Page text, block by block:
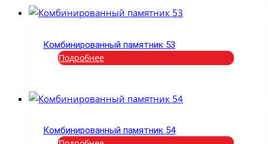
Комбинированный памятник 53
Подробнее
Комбинированный памятник 54